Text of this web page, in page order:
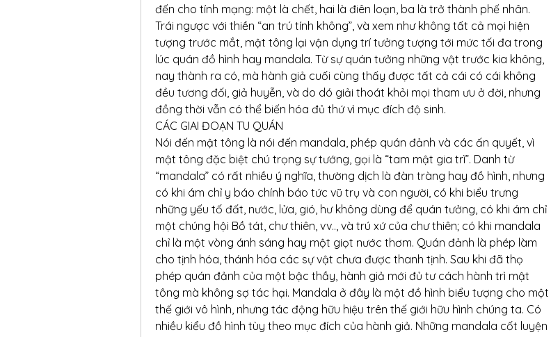
đến cho tính mạng: một là chết, hai là điên loạn, ba là trở thành phế nhân.
Trái ngược với thiền “an trú tính không”, và xem như không tất cả mọi hiện
tượng trước mắt, mật tông lại vận dụng trí tưởng tượng tới mức tối đa trong
lúc quán đồ hình hay mandala. Từ sự quán tưởng những vật trước kia không,
nay thành ra có, mà hành giả cuối cùng thấy được tất cả cái có cái không
đều tương đối, giả huyễn, và do dó giải thoát khỏi mọi tham ưu ở đời, nhưng
đồng thời vẫn có thể biến hóa đủ thứ vì mục đích độ sinh.
CÁC GIAI ĐOẠN TU QUÁN
Nói đến mật tông là nói đến mandala, phép quán đảnh và các ấn quyết, vì
mật tông đặc biệt chú trọng sự tướng, gọi là “tam mật gia trì”. Danh từ
“mandala” có rất nhiều ý nghĩa, thường dịch là đàn tràng hay đồ hình, nhưng
có khi ám chỉ y báo chính báo tức vũ trụ và con người, có khi biểu trưng
những yếu tố đất, nước, lửa, gió, hư không dùng để quán tưởng, có khi ám chỉ
một chúng hội Bồ tát, chư thiên, vv.., và trú xứ của chư thiên; có khi mandala
chỉ là một vòng ánh sáng hay một giọt nước thơm. Quán đảnh là phép làm
cho tịnh hóa, thánh hóa các sự vật chưa được thanh tịnh. Sau khi đã thọ
phép quán đảnh của một bậc thầy, hành giả mới đủ tư cách hành trì mật
tông mà không sợ tác hại. Mandala ở đây là một đồ hình biểu tượng cho một
thế giới vô hình, nhưng tác động hữu hiệu trên thế giới hữu hình chúng ta. Có
nhiều kiểu đồ hình tùy theo mục đích của hành giả. Những mandala cốt luyện